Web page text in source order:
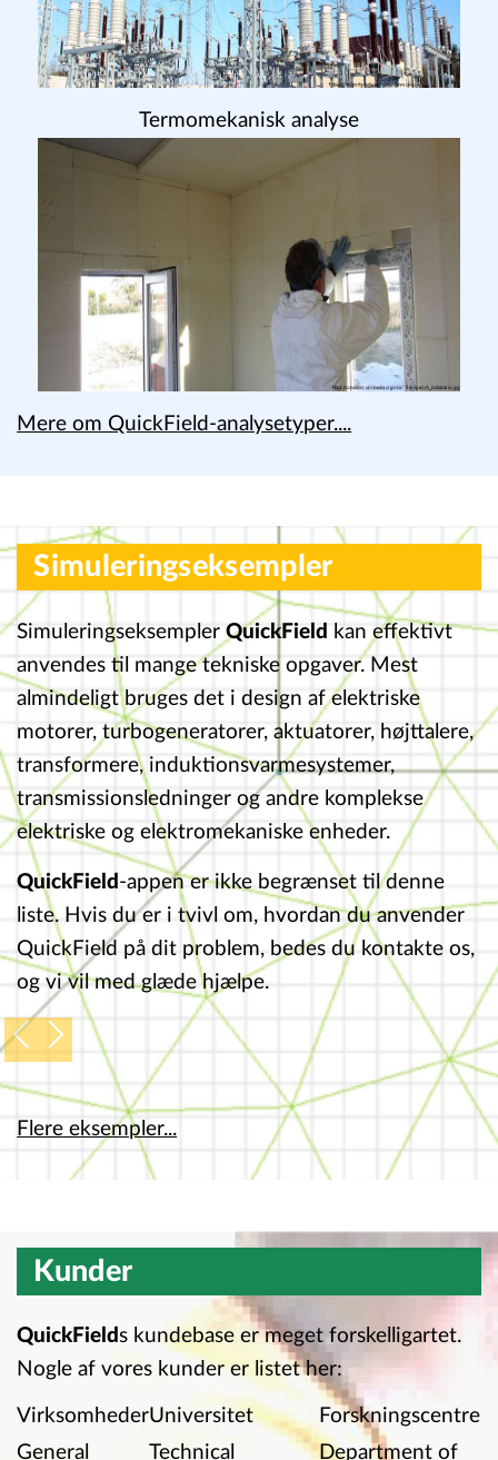
Termomekanisk analyse
Mere om QuickField-analysetyper....
Simuleringseksempler
SimuleringseksemplerQuickFieldkan effektivt
anvendes til mange tekniske opgaver. Mest
almindeligt bruges det i design af elektriske
motorer, turbogeneratorer, aktuatorer, højttalere,
transformere, induktionsvarmesystemer,
transmissionsledninger og andre komplekse
elektriske og elektromekaniske enheder.
QuickField
-appen er ikke begrænset til denne
liste. Hvis du er i tvivl om, hvordan du anvender
QuickField på dit problem, bedes du kontakte
og vi vil med glæde hjælpe.
Flere eksempler...
Kunder